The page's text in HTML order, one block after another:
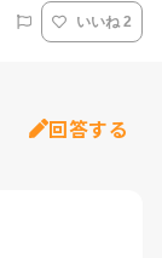
いいね 2
回答する